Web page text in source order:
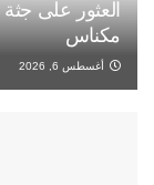
العثور على
مكناس
أغسطس 6, 2026